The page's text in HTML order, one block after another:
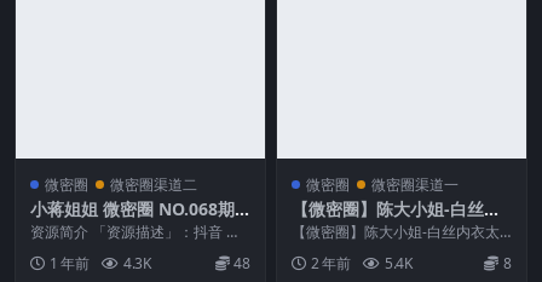
微密圈 微密圈渠道二
小蒋姐姐 微密圈 NO.068期
最新至：2025.3.22
资源简介 「资源描述」：抖音 小
蒋姐姐 微密圈 NO.068期 【46P1
V】最...
1 年前 4.3K 48
微密圈 微密圈渠道一
【微密圈】陈大小姐-白丝内
衣太性感
【微密圈】陈大小姐-白丝内衣太
【微密圈】陈大小姐-...
2 年前 5.4K 8